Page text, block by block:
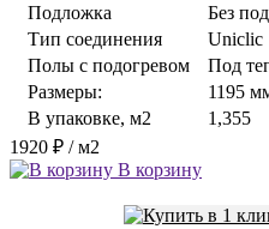
Подложка
Без
Тип соединения
Uniclic
Полы с подогревом
Под
Размеры:
1195
В упаковке, м2
1,355
1920 ₽ / м2
В корзину